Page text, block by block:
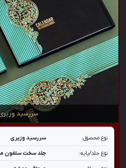
سررسید وزیری
نوع محصول: سررسید وزیری
نوع جلد/پایه: جلد سخت سلفون